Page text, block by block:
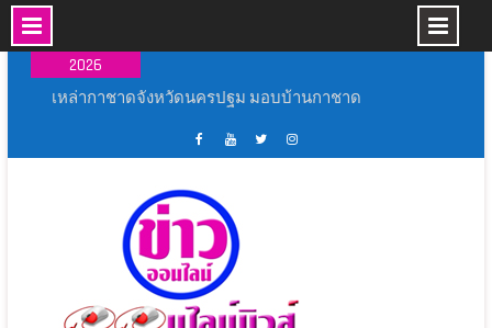
Skip
content
2026
เหล่ากาชาดจังหวัดนครปฐม มอบบ้านกาชาด
กำแพงแสน
เกล้าโปรดกระหม่อม ให้ผู้ว่าราชการจังหวัด
นครปฐม เชิญผ้าไตรและเครื่องสังฆทาน
พระราชทานไปถวายแด่สมเด็จพระพุทธโฆษาจาร
ย์ (ประยุทธ์ ปยุตฺโต) เจ้าอาวาสวัดญาณเวศกวัน
อำเภอสามพราน จังหวัดนครปฐม
มหาวิทยาลัยราชภัฏนครปฐม จัดนิทรรศการ
บุ้ค
ศูนย์
ข่าว
ออนไลน์
นิ
ทู้
ปอ
อน
ไลน์